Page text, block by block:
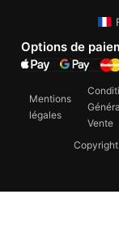
Options de
Mentions
légales
Vente